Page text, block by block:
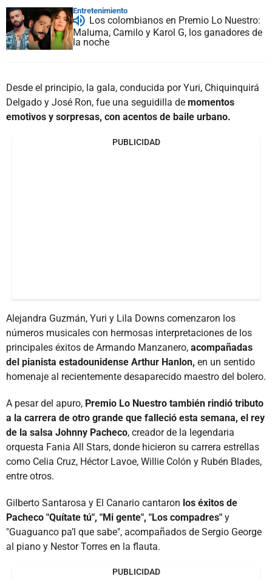
Entretenimiento
Los colombianos en Premio Lo Nuestro:
Maluma, Camilo y Karol G, los ganadores de
la noche
Desde el principio, la gala, conducida por Yuri, Chiquinquirá
Delgado y José Ron, fue una seguidilla de momentos
emotivos y sorpresas, con acentos de baile urbano.
PUBLICIDAD
Alejandra Guzmán, Yuri y Lila Downs comenzaron los
números musicales con hermosas interpretaciones de los
principales éxitos de Armando Manzanero, acompañadas
del pianista estadounidense Arthur Hanlon, en un sentido
homenaje al recientemente desaparecido maestro del bolero.
A pesar del apuro, Premio Lo Nuestro también rindió tributo
a la carrera de otro grande que falleció esta semana, el rey
de la salsa Johnny Pacheco, creador de la legendaria
orquesta Fania All Stars, donde hicieron su carrera estrellas
como Celia Cruz, Héctor Lavoe, Willie Colón y Rubén Blades,
entre otros.
Gilberto Santarosa y El Canario cantaron los éxitos de
Pacheco "Quítate tú", "Mi gente", "Los compadres" y
"Guaguanco pa’l que sabe", acompañados de Sergio George
al piano y Nestor Torres en la flauta.
PUBLICIDAD